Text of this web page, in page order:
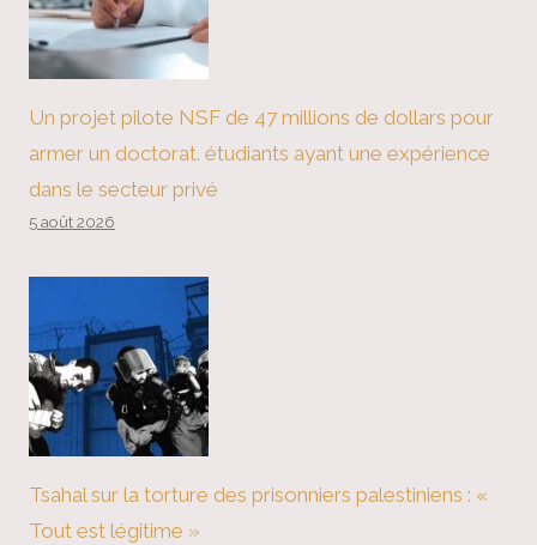
Un projet pilote NSF de 47 millions de dollars pour
armer un doctorat. étudiants ayant une expérience
dans le secteur privé
5 août 2026
Tsahal sur la torture des prisonniers palestiniens : «
Tout est légitime »